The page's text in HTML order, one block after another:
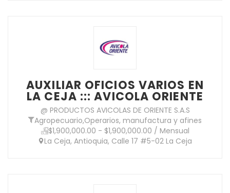
AUXILIAR OFICIOS VARIOS EN
LA CEJA ::: AVICOLA ORIENTE
@ PRODUCTOS AVICOLAS DE ORIENTE S.A.S
Agropecuario,Operarios, manufactura y afines
$1,900,000.00 - $1,900,000.00 / Mensual
La Ceja, Antioquia, Calle 17 #5-02 La Ceja